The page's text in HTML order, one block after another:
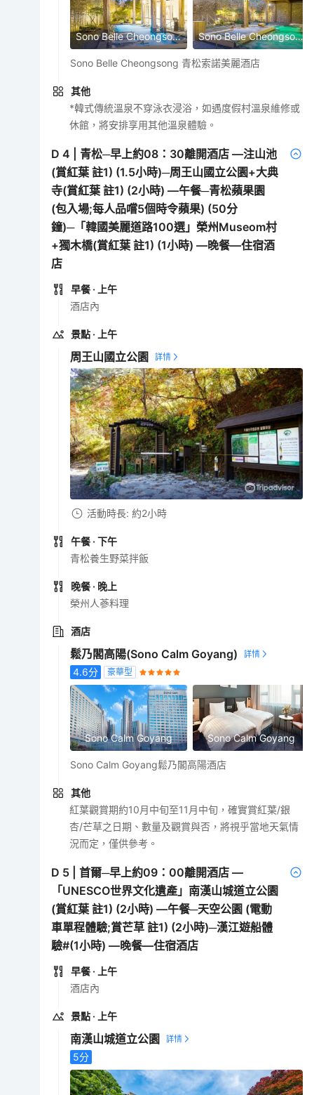
Sono Belle Cheongsong Sono Belle Cheongsong
Sono Belle Cheongsong 青松索諾美麗酒店
其他
*韓式傳統溫泉不穿泳衣浸浴，如遇度假村溫泉維修或
休館，將安排享用其他溫泉體驗。
D4
青松─早上約08：30離開酒店 —注山池
(賞紅葉 註1) (1.5小時)─周王山國立公園+大典
寺(賞紅葉 註1) (2小時) —午餐─青松蘋果園
(包入場;每人品嚐5個時令蘋果) (50分
鐘)─「韓國美麗道路100選」榮州Museom村
+獨木橋(賞紅葉 註1) (1小時) —晚餐—住宿酒
店
早餐 · 上午
酒店內
景點 · 上午
周王山國立公園
活動時長: 約2小時
午餐 · 下午
青松養生野菜拌飯
晚餐 · 晚上
榮州人蔘料理
酒店
鬆乃閣高陽(Sono Calm Goyang)
4.6分 豪華型
Sono Calm Goyang Sono Calm Goyang
Sono Calm Goyang鬆乃閣高陽酒店
其他
紅葉觀賞期約10月中旬至11月中旬，確實賞紅葉/銀
杏/芒草之日期、數量及觀賞與否，將視乎當地天氣情
況而定，僅供參考。
D 5 |首爾─早上約09：00離開酒店 —
「UNESCO世界文化遺產」南漢山城道立公園
(賞紅葉 註1) (2小時) —午餐─天空公園 (電動
車單程體驗;賞芒草 註1) (2小時)─漢江遊船體
驗#(1小時) —晚餐—住宿酒店
早餐 · 上午
酒店內
景點 · 上午
南漢山城道立公園
5分